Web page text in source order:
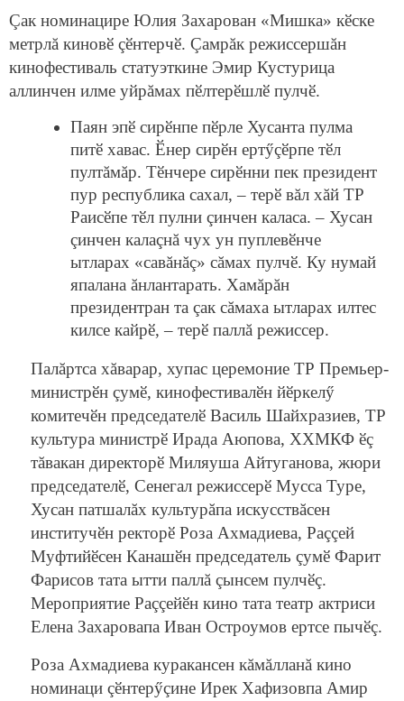
Çак номинацире Юлия Захарован «Мишка» кӗске
метрлă киновӗ çӗнтерчӗ. Çамрăк режиссершăн
кинофестиваль статуэткине Эмир Кустурица
аллинчен илме уйрăмах пӗлтерӗшлӗ пулчӗ.
Паян эпӗ сирӗнпе пӗрле Хусанта пулма
питӗ хавас. Ӗнер сирӗн ертӳçӗрпе тӗл
пултăмăр. Тӗнчере сирӗнни пек президент
пур республика сахал, – терӗ вăл хăй ТР
Раисӗпе тӗл пулни çинчен каласа. – Хусан
çинчен калаçнă чух ун пуплевӗнче
ытларах «савăнăç» сăмах пулчӗ. Ку нумай
япалана ăнлантарать. Хамăрăн
президентран та çак сăмаха ытларах илтес
килсе кайрӗ, – терӗ паллă режиссер.
Палăртса хăварар, хупас церемоние ТР Премьер-
министрӗн çумӗ, кинофестивалӗн йӗркелӳ
комитечӗн председателӗ Василь Шайхразиев, ТР
культура министрӗ Ирада Аюпова, ХХМКФ ӗç
тăвакан директорӗ Миляуша Айтуганова, жюри
председателӗ, Сенегал режиссерӗ Мусса Туре,
Хусан патшалăх культурăпа искусствăсен
институчӗн ректорӗ Роза Ахмадиева, Раççей
Муфтийӗсен Канашӗн председатель çумӗ Фарит
Фарисов тата ытти паллă çынсем пулчӗç.
Мероприятие Раççейӗн кино тата театр актриси
Елена Захаровапа Иван Остроумов ертсе пычӗç.
Роза Ахмадиева куракансен кăмăлланă кино
номинаци çӗнтерӳçине Ирек Хафизовпа Амир